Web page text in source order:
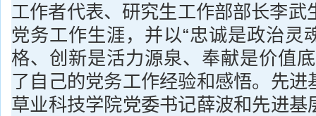
工作者代表、研究生工作部部长李武
党务工作生涯，并以“忠诚是政治灵
格、创新是活力源泉、奉献是价值
了自己的党务工作经验和感悟。先进
草业科技学院党委书记薛波和先进基